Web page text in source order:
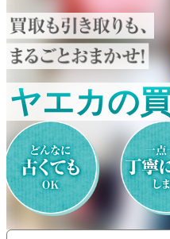
取
よ
ヤエカの